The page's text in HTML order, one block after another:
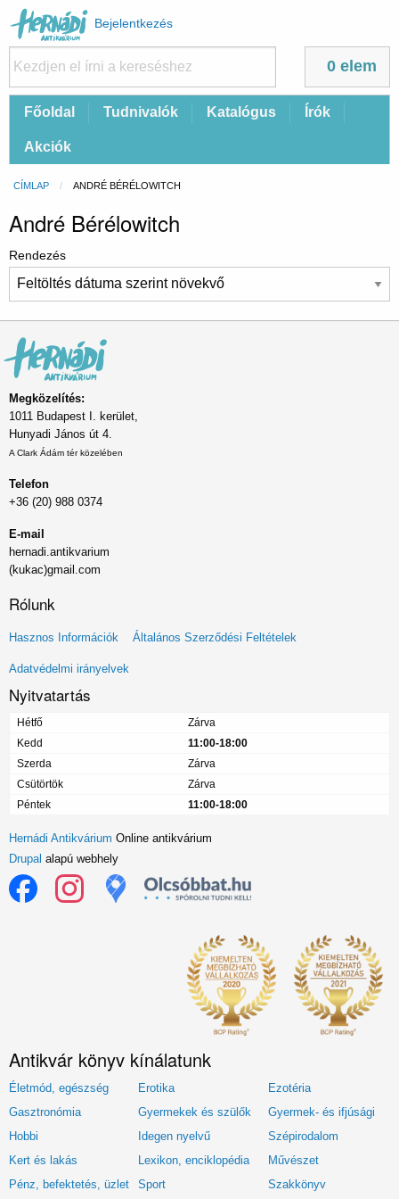
Felhasználói
fiók
menüje
Bejelentkezés
0 elem
FőFőoldal Tudnivalók Katalógus Írók
Akciók
Morzsa
CÍMLAP CURRENT:
ANDRÉ BÉRÉLOWITCH
André Bérélowitch
Rendezés
Megközelítés:
1011 Budapest I. kerület,
Hunyadi János út 4.
A Clark Ádám tér közelében
Telefon
+36 (20) 988 0374
E-mail
hernadi.antikvarium
(kukac)gmail.com
Rólunk
Lábléc
menü
Hasznos Információk Általános Szerződési Feltételek
Adatvédelmi irányelvek
Nyitvatartás
Hétfő
Zárva
Kedd
11:00-18:00
Szerda
Zárva
Csütörtök
Zárva
Péntek
11:00-18:00
Hernádi Antikvárium Online antikvárium
Drupal alapú webhely
Antikvár könyv kínálatunk
Életmód, egészség Erotika
Ezotéria
Gasztronómia
Gyermekek és szülők
Gyermek- és ifjúsági
Hobbi
Idegen nyelvű
Szépirodalom
Kert és lakás
Lexikon, enciklopédia
Művészet
Pénz, befektetés, üzlet
Sport Szakkönyv